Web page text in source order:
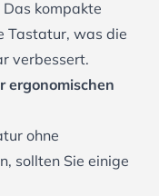
kompakte
Tastatur, was die
verbessert.
ergonomischen
ohne
sollten Sie einige